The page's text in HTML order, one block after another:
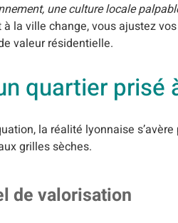
une culture locale
la ville change, vous ajustez
valeur résidentielle.
quartier prisé
la réalité lyonnaise
grilles sèches.
de valorisation